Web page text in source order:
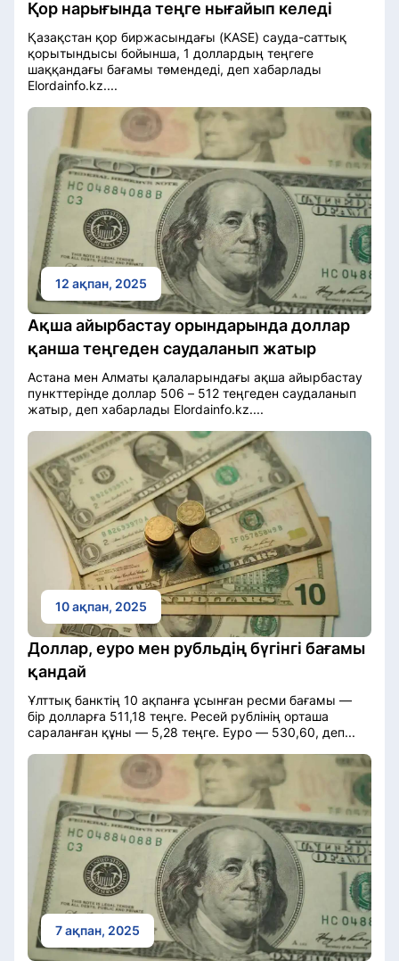
Қор нарығында теңге нығайып келеді
Қазақстан қор биржасындағы (KASE) сауда-саттық
қорытындысы бойынша, 1 доллардың теңгеге
шаққандағы бағамы төмендеді, деп хабарлады
Elordainfo.kz....
12 ақпан, 2025
Ақша айырбастау орындарында доллар
қанша теңгеден саудаланып жатыр
Астана мен Алматы қалаларындағы ақша айырбастау
пункттерінде доллар 506 – 512 теңгеден саудаланып
жатыр, деп хабарлады Elordainfo.kz....
10 ақпан, 2025
Доллар, еуро мен рубльдің бүгінгі бағамы
қандай
Ұлттық банктің 10 ақпанға ұсынған ресми бағамы —
бір долларға 511,18 теңге. Ресей рублінің орташа
сараланған құны — 5,28 теңге. Еуро — 530,60, деп...
7 ақпан, 2025